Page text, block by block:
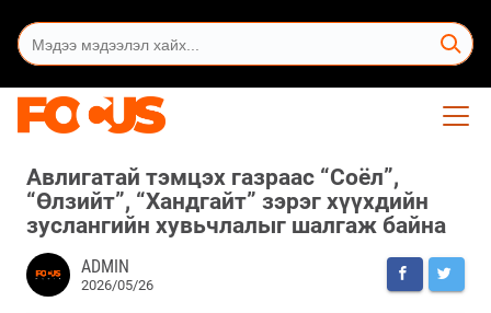
Авлигатай тэмцэх газраас “Соёл”,
“Өлзийт”, “Хандгайт” зэрэг хүүхдийн
зуслангийн хувьчлалыг шалгаж байна
ADMIN
2026/05/26